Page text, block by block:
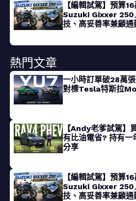
【編輯試駕】預算
Suzuki Gixxer 250
技、高妥善率兼顧通
熱門文章
一小時訂單破28萬
對標Tesla特斯拉
【Andy老爹試駕】
有比油電省? 持有
分享
【編輯試駕】預算
Suzuki Gixxer 250
技、高妥善率兼顧通